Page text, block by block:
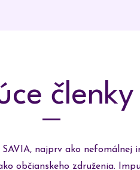
členky
najprv ako nefomálnej
občianskeho združenia.